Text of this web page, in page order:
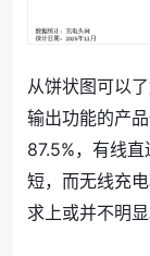
从饼状图可以
输出功能的产
87.5%，有线
短，而无线充
求上或并不明显